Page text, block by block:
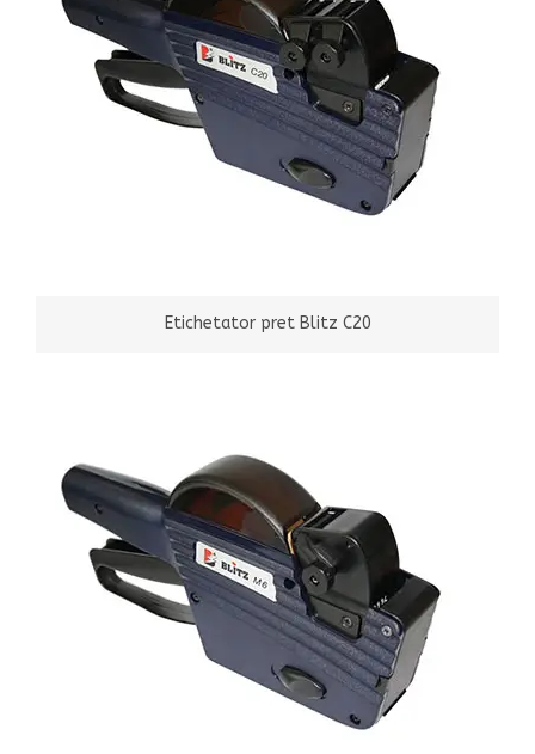
Etichetator pret Blitz C20